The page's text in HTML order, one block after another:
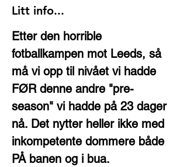
Litt info...
Etter den horrible
fotballkampen mot Leeds, så
må vi opp til nivået vi hadde
FØR denne andre "pre-
season" vi hadde på 23 dager
nå. Det nytter heller ikke med
inkompetente dommere både
PÅ banen og i bua.